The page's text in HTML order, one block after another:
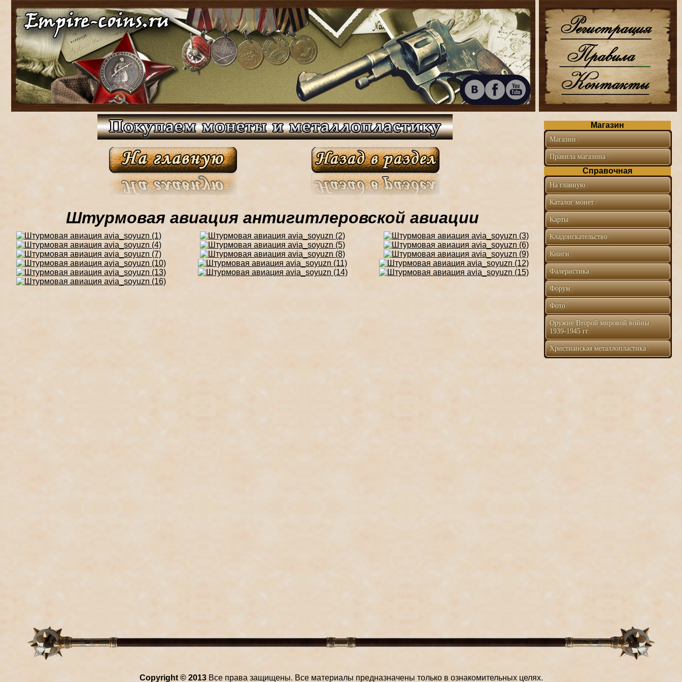
Штурмовая авиация антигитлеровской авиации
Магазин
Магазин
Правила магазина
Справочная
На главную
Каталог монет
Карты
Кладоискательство
Книги
Фалеристика
Форум
Фото
Оружие Второй мировой войны
1939-1945 гг
Христианская металлопластика
Copyright © 2013 Все права защищены. Все материалы предназначены только в ознакомительных целях.